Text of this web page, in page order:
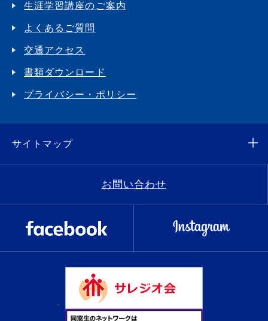
生涯学習講座のご案内
よくあるご質問
交通アクセス
書類ダウンロード
プライバシー・ポリシー
サイトマップ
お問い合わせ